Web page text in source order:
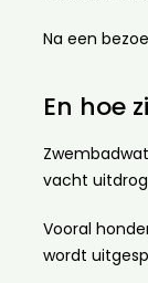
Na een
En hoe
vacht
Vooral
wordt